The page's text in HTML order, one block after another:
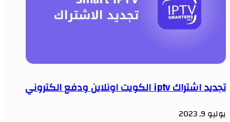
تجديد اشتراك iptv الكويت اونلاين ودفع الكتروني
يوليو 9, 2023